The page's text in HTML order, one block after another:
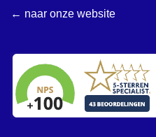
← naar onze website